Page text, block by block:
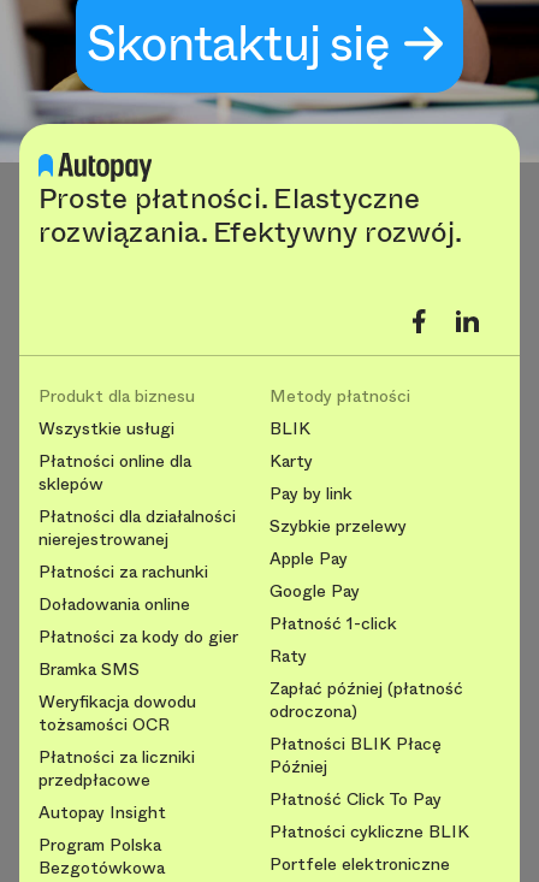
Skontaktuj się
Proste płatności. Elastyczne
rozwiązania. Efektywny rozwój.
Produkt dla biznesu
Wszystkie usługi
Płatności online dla
sklepów
Płatności dla działalności
nierejestrowanej
Płatności za rachunki
Doładowania online
Płatności za kody do gier
Bramka SMS
Weryfikacja dowodu
tożsamości OCR
Płatności za liczniki
przedpłacowe
Autopay Insight
Program Polska
Bezgotówkowa
Metody płatności
BLIK
Karty
Pay by link
Szybkie przelewy
Apple Pay
Google Pay
Płatność 1-click
Raty
Zapłać później (płatność
odroczona)
Płatności BLIK Płacę
Później
Płatność Click To Pay
Płatności cykliczne BLIK
Portfele elektroniczne